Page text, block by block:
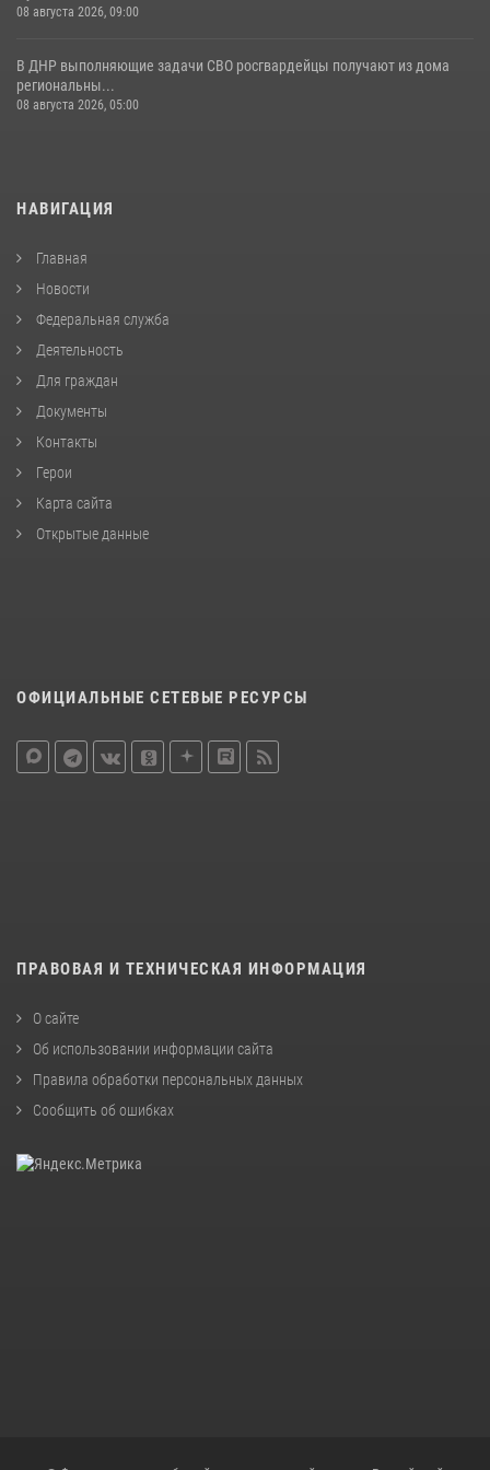
08 августа 2026, 09:00
В ДНР выполняющие задачи СВО росгвардейцы получают из дома
региональны...
08 августа 2026, 05:00
НАВИГАЦИЯ
Главная
Новости
Федеральная служба
Деятельность
Для граждан
Документы
Контакты
Герои
Карта сайта
Открытые данные
ОФИЦИАЛЬНЫЕ СЕТЕВЫЕ РЕСУРСЫ
ПРАВОВАЯ И ТЕХНИЧЕСКАЯ ИНФОРМАЦИЯ
О сайте
Об использовании информации сайта
Правила обработки персональных данных
Сообщить об ошибках